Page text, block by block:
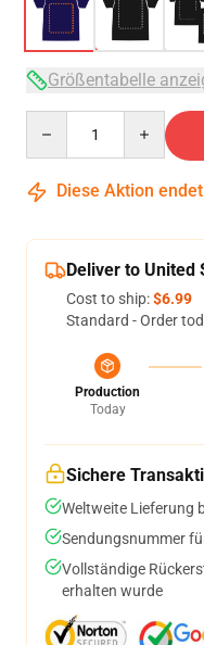
Größentabelle
Diese Aktion
Deliver to United
Cost to ship:$6.99
Standard - Order
Production
Today
Sichere
Weltweite Lieferung
Sendungsnummer
Vollständige
erhalten wurde